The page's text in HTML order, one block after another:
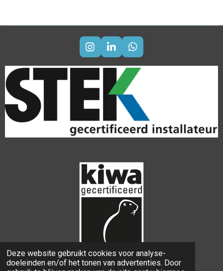
Deze website gebruikt cookies voor analyse-
doeleinden en/of het tonen van advertenties. Door
I
n
s
t
a
g
r
m
L
i
n
e
W
h
a
t
A
p